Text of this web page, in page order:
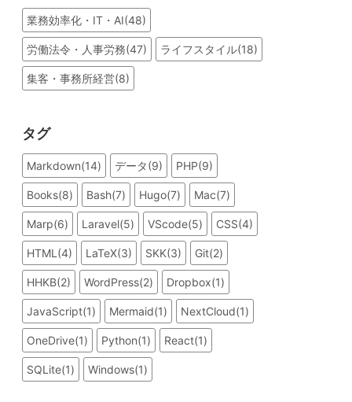
業務効率化・IT・AI(48)
労働法令・人事労務(47) ライフスタイル(18)
集客・事務所経営(8)
タグ
Markdown(14) データ(9) PHP(9)
Books(8) Bash(7) Hugo(7) Mac(7)
Marp(6) Laravel(5) VScode(5) CSS(4)
HTML(4) LaTeX(3) SKK(3) Git(2)
HHKB(2) WordPress(2) Dropbox(1)
JavaScript(1) Mermaid(1) NextCloud(1)
OneDrive(1) Python(1) React(1)
SQLite(1) Windows(1)